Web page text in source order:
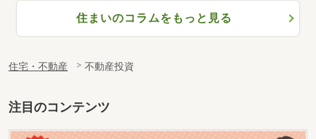
住まいのコラムをもっと見る
住宅・不動産 不動産投資
注目のコンテンツ